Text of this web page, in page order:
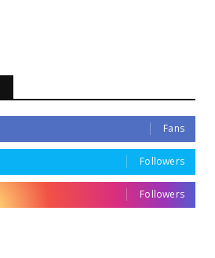
Fans
Followers
Followers